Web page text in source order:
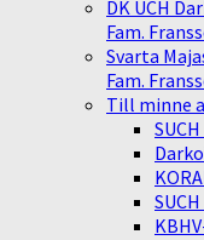
DK UCH
Fam.
Svarta
Fam.
Till minne